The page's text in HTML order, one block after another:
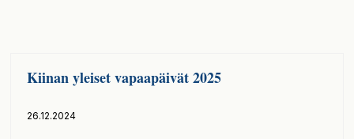
Kiinan yleiset vapaapäivät 2025
26.12.2024